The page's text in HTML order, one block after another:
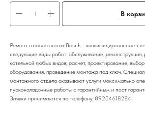
В
Ремонт газового котла Bosch - квалифицированные
следующие виды работ: обслуживание, реконструкция,
котельной любых видов; расчет, проектирование,
оборудования, проведение монтажа под ключ.
монтажного отдела оказывают услуги максимально
пусконаладочные работы с гарантийным и пост
Заявки принимаются по телефону: 89204618284